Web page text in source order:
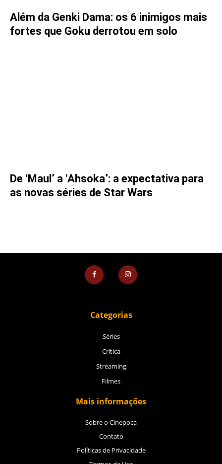
Além da Genki Dama: os 6 inimigos mais
fortes que Goku derrotou em solo
De ‘Maul’ a ‘Ahsoka’: a expectativa para
as novas séries de Star Wars
Categorias
Séries
Crítica
Streaming
Filmes
Mais informações
Sobre o Cinepoca
Contato
Políticas de Privacidade